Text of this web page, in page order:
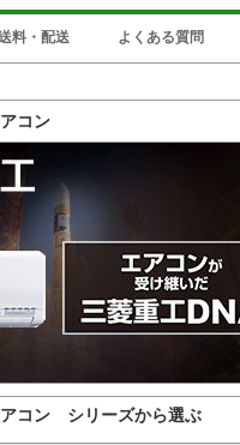
料・配送 よくある質問
コン
コン シリーズから選ぶ